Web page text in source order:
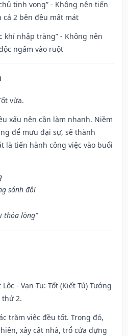
tịnh vong” - Không nên tiến
2 bên đều mất mát
khí nhập tràng” - Không nên
ngấm vào ruột
vừa.
xấu nên cần làm nhanh. Niềm
để mưu đại sự, sẽ thành
là tiến hành công việc vào buổi
sánh đôi
thỏa lòng”
- Vạn Tu: Tốt (Kiết Tú) Tướng
2.
trăm việc đều tốt. Trong đó,
xây cất nhà, trổ cửa dựng